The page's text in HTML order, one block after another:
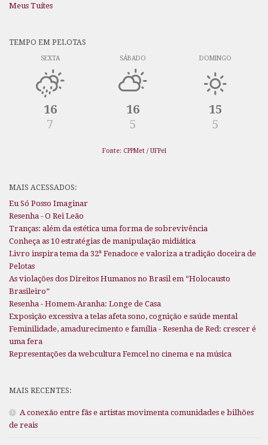
Meus Tuítes
TEMPO EM PELOTAS
SEXTA
16
7
SÁBADO
16
5
DOMINGO
15
5
Fonte: CPPMet / UFPel
MAIS ACESSADOS:
Eu Só Posso Imaginar
Resenha - O Rei Leão
Tranças: além da estética uma forma de sobrevivência
Conheça as 10 estratégias de manipulação midiática
Livro inspira tema da 32ª Fenadoce e valoriza a tradição doceira de
Pelotas
As violações dos Direitos Humanos no Brasil em “Holocausto
Brasileiro”
Resenha - Homem-Aranha: Longe de Casa
Exposição excessiva a telas afeta sono, cognição e saúde mental
Feminilidade, amadurecimento e família - Resenha de Red: crescer é
uma fera
Representações da webcultura Femcel no cinema e na música
MAIS RECENTES:
A conexão entre fãs e artistas movimenta comunidades e bilhões
de reais